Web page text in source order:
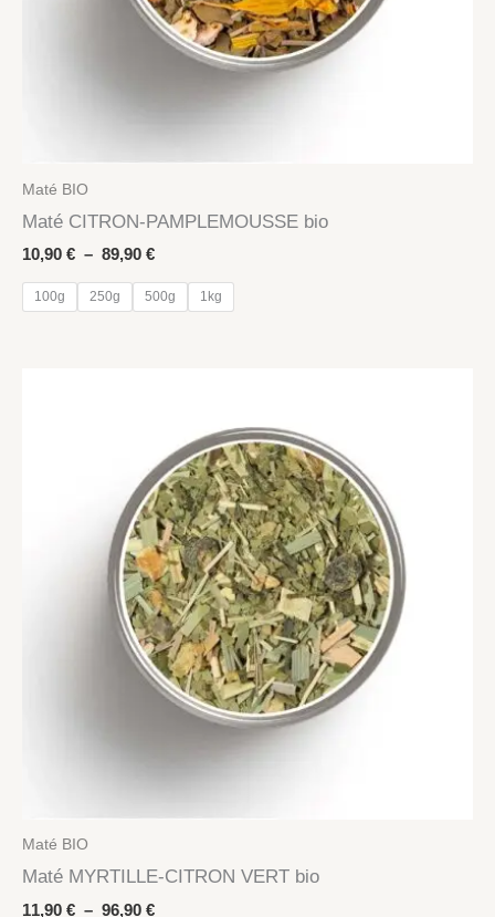
Maté BIO
Maté CITRON-PAMPLEMOUSSE bio
10,90 € – 89,90 €Plage
prix :
10,90 €
100g 250g 500g 1kg
Maté BIO
Maté MYRTILLE-CITRON VERT bio
11,90 € – 96,90 €Plage